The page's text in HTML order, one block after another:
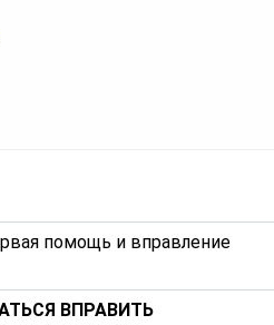
помощь и вправление
ВПРАВИТЬ